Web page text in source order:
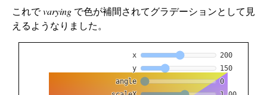
これでvarying で色が補間されてグラデーションとして見
えるようなりました。